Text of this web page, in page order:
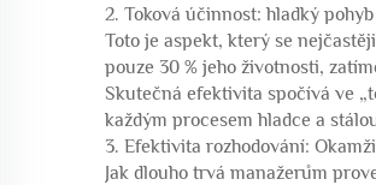
2. Toková účinnost: hladký
Toto je aspekt, který se
pouze 30 % jeho životnosti,
Skutečná efektivita spočívá ve
každým procesem hladce a
3. Efektivita rozhodování:
Jak dlouho trvá manažerům